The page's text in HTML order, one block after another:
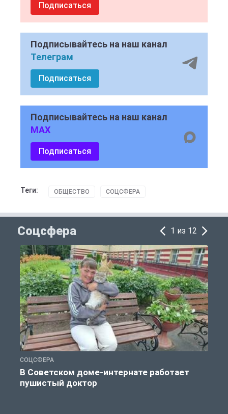
Подписаться
Подписывайтесь на наш канал
Телеграм
Подписаться
Подписывайтесь на наш канал
MAX
Подписаться
Теги: ОБЩЕСТВО СОЦСФЕРА
Соцсфера 1 из 12
СОЦСФЕРА
В Советском доме-интернате работает
пушистый доктор